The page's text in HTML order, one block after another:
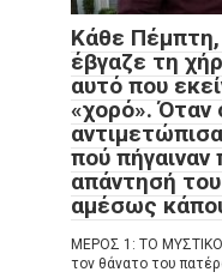
Κάθε Πέμπτη,
έβγαζε τη
αυτό που
«χορό». Όταν
πού πήγαιναν
απάντησή
αμέσως
ΜΕΡΟΣ 1: ΤΟ
τον θάνατο του